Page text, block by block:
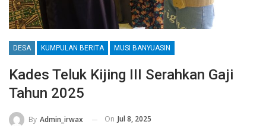
DESA KUMPULAN BERITA MUSI BANYUASIN
Kades Teluk Kijing III Serahkan Gaji
Tahun 2025
By Admin_irwax On Jul 8, 2025